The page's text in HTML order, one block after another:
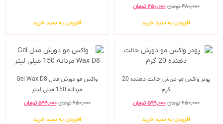
۴۸۰,۰۰۰تومان۴۵۰,۰۰۰ تومان
افزودن به سبد خرید افزودن به سبد خرید
پودر واکس مو دورش حالت دهنده 20
گرم
۶۵۰,۰۰۰تومان۵۹۹,۰۰۰ تومان
افزودن به سبد خرید
واکس مو دورش مدل Gel Wax D8
مردانه 150 میلی لیتر
۶۵۰,۰۰۰تومان۵۹۹,۰۰۰ تومان
افزودن به سبد خرید